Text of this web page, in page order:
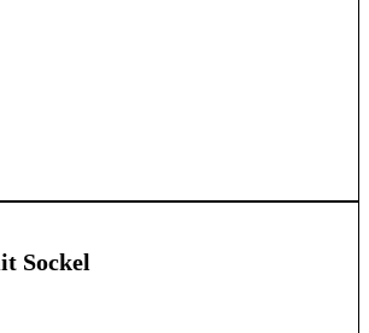
Sockel